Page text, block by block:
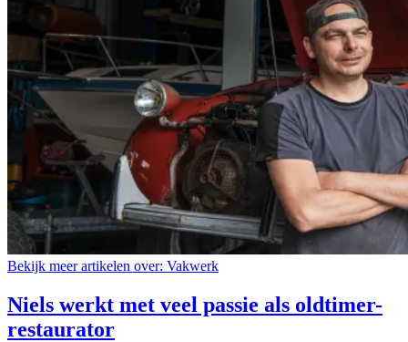
Bekijk meer artikelen over: Vakwerk
Niels werkt met veel passie als oldtimer-
restaurator